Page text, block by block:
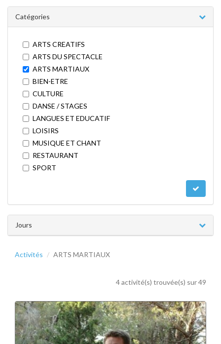
Catégories
ARTS CREATIFS
ARTS DU SPECTACLE
ARTS MARTIAUX
BIEN-ETRE
CULTURE
DANSE / STAGES
LANGUES ET EDUCATIF
LOISIRS
MUSIQUE ET CHANT
RESTAURANT
SPORT
Jours
Activités ARTS MARTIAUX
4 activité(s) trouvée(s) sur 49